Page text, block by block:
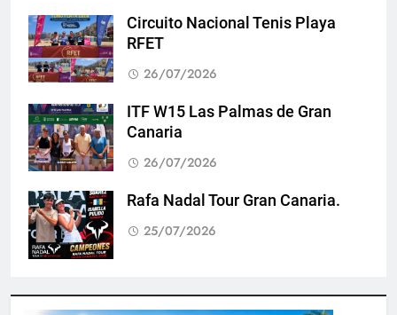
Circuito Nacional Tenis Playa
RFET
26/07/2026
ITF W15 Las Palmas de Gran
Canaria
26/07/2026
Rafa Nadal Tour Gran Canaria.
25/07/2026